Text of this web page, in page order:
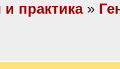
и практика»